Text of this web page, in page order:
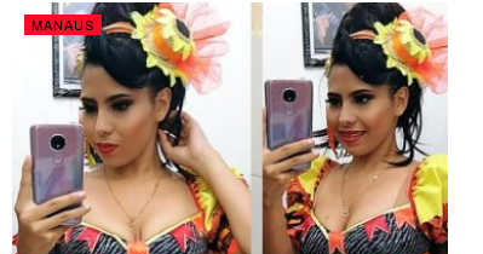
MANAUS